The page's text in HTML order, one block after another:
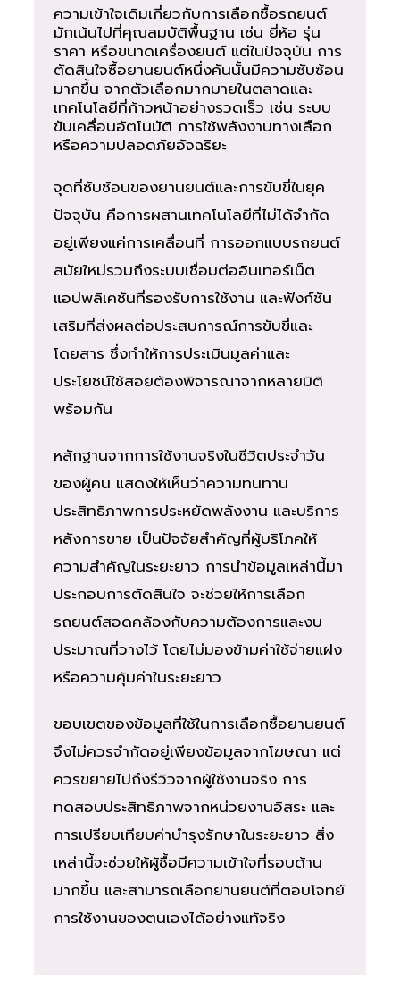
ความเข้าใจเดิมเกี่ยวกับการเลือกซื้อรถยนต์
มักเน้นไปที่คุณสมบัติพื้นฐาน เช่น ยี่ห้อ รุ่น
ราคา หรือขนาดเครื่องยนต์ แต่ในปัจจุบัน การ
ตัดสินใจซื้อยานยนต์หนึ่งคันนั้นมีความซับซ้อน
มากขึ้น จากตัวเลือกมากมายในตลาดและ
เทคโนโลยีที่ก้าวหน้าอย่างรวดเร็ว เช่น ระบบ
ขับเคลื่อนอัตโนมัติ การใช้พลังงานทางเลือก
หรือความปลอดภัยอัจฉริยะ
จุดที่ซับซ้อนของยานยนต์และการขับขี่ในยุค
ปัจจุบัน คือการผสานเทคโนโลยีที่ไม่ได้จำกัด
อยู่เพียงแค่การเคลื่อนที่ การออกแบบรถยนต์
สมัยใหม่รวมถึงระบบเชื่อมต่ออินเทอร์เน็ต
แอปพลิเคชันที่รองรับการใช้งาน และฟังก์ชัน
เสริมที่ส่งผลต่อประสบการณ์การขับขี่และ
โดยสาร ซึ่งทำให้การประเมินมูลค่าและ
ประโยชน์ใช้สอยต้องพิจารณาจากหลายมิติ
พร้อมกัน
หลักฐานจากการใช้งานจริงในชีวิตประจำวัน
ของผู้คน แสดงให้เห็นว่าความทนทาน
ประสิทธิภาพการประหยัดพลังงาน และบริการ
หลังการขาย เป็นปัจจัยสำคัญที่ผู้บริโภคให้
ความสำคัญในระยะยาว การนำข้อมูลเหล่านี้มา
ประกอบการตัดสินใจ จะช่วยให้การเลือก
รถยนต์สอดคล้องกับความต้องการและงบ
ประมาณที่วางไว้ โดยไม่มองข้ามค่าใช้จ่ายแฝง
หรือความคุ้มค่าในระยะยาว
ขอบเขตของข้อมูลที่ใช้ในการเลือกซื้อยานยนต์
จึงไม่ควรจำกัดอยู่เพียงข้อมูลจากโฆษณา แต่
ควรขยายไปถึงรีวิวจากผู้ใช้งานจริง การ
ทดสอบประสิทธิภาพจากหน่วยงานอิสระ และ
การเปรียบเทียบค่าบำรุงรักษาในระยะยาว สิ่ง
เหล่านี้จะช่วยให้ผู้ซื้อมีความเข้าใจที่รอบด้าน
มากขึ้น และสามารถเลือกยานยนต์ที่ตอบโจทย์
การใช้งานของตนเองได้อย่างแท้จริง